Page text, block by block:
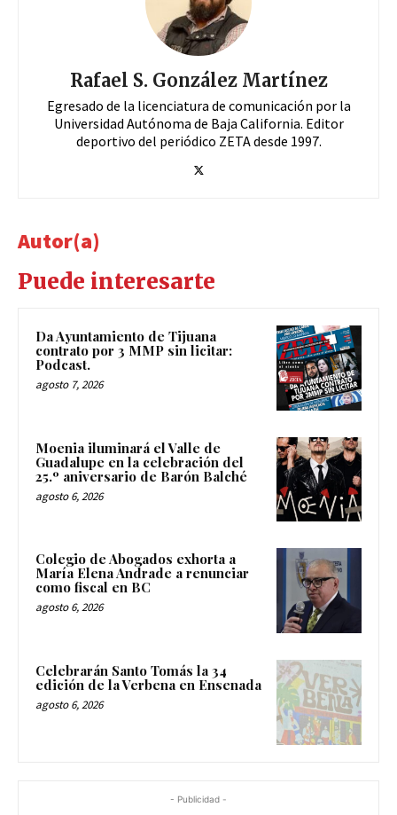
Rafael S. González Martínez
Egresado de la licenciatura de comunicación por la
Universidad Autónoma de Baja California. Editor
deportivo del periódico ZETA desde 1997.
Autor(a)
Puede interesarte
Da Ayuntamiento de Tijuana
contrato por 3 MMP sin licitar:
Podcast.
agosto 7, 2026
Moenia iluminará el Valle de
Guadalupe en la celebración del
25.º aniversario de Barón Balché
agosto 6, 2026
Colegio de Abogados exhorta a
María Elena Andrade a renunciar
como fiscal en BC
agosto 6, 2026
Celebrarán Santo Tomás la 34
edición de la Verbena en Ensenada
agosto 6, 2026
- Publicidad -